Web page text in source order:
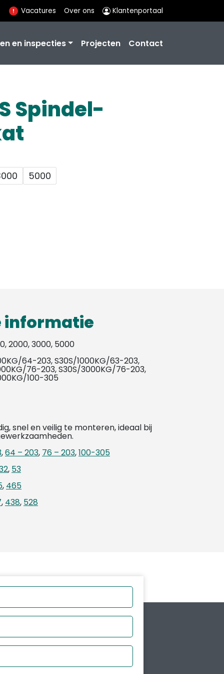
Vacatures Over ons Klantenportaal
en inspecties Projecten Contact
Spindel-
5000
informatie
2000, 3000, 5000
64-203, S30S/1000KG/63-203,
76-203, S30S/3000KG/76-203,
100-305
snel en veilig te monteren, ideaal bij
,64 – 203, 76 – 203,100-305
, 53
, 465
, 438, 528